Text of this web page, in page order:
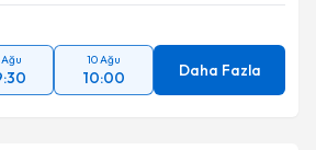
Ağu 10 Ağu
10:00 Daha Fazla